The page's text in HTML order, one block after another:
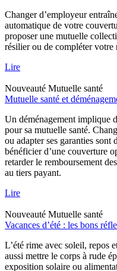
Changer d’employeur
automatique de votre
proposer une mutuelle
résilier ou de compléter
Lire
Nouveauté Mutuelle santé
Mutuelle santé et
Un déménagement implique
pour sa mutuelle santé.
ou adapter ses garanties sont
bénéficier d’une couverture
retarder le remboursement
au tiers payant.
Lire
Nouveauté Mutuelle santé
Vacances d’été : les bons
L’été rime avec soleil, repos
aussi mettre le corps à rude
exposition solaire ou